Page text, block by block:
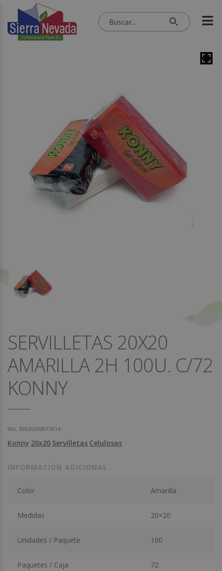
SERVILLETAS 20X20
AMARILLA 2H 100U. C/72
KONNY
SKU: 30920200072014
Konny 20x20 Servilletas Celulosas
INFORMACIÓN ADICIONAL
Color Amarilla
Medidas 20×20
Unidades / Paquete 100
Paquetes / Caja 72